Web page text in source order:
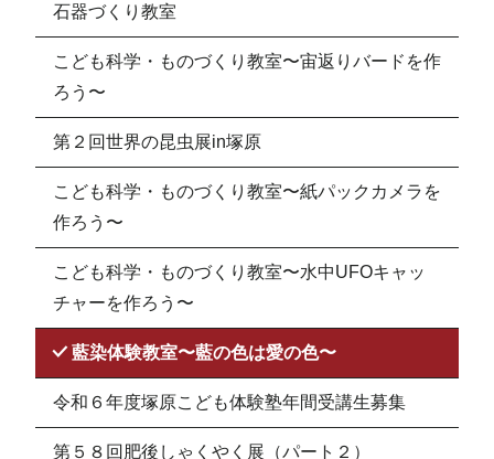
石器づくり教室
こども科学・ものづくり教室〜宙返りバードを作
ろう〜
第２回世界の昆虫展in塚原
こども科学・ものづくり教室〜紙パックカメラを
作ろう〜
こども科学・ものづくり教室〜水中UFOキャッ
チャーを作ろう〜
藍染体験教室〜藍の色は愛の色〜
令和６年度塚原こども体験塾年間受講生募集
第５８回肥後しゃくやく展（パート２）